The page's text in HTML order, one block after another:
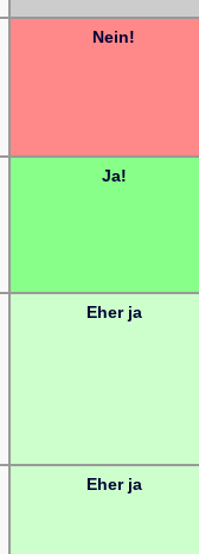
Nein!
Ja!
Eher ja
Eher ja